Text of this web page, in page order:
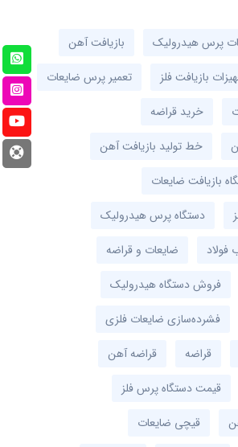
پرس هیدرولیک
بازیافت آهن
بازیافت فلز
تعمیر پرس ضایعات
خرید قراضه
خط تولید بازیافت آهن
بازیافت ضایعات
دستگاه پرس هیدرولیک
فولاد
ضایعات و قراضه
فروش دستگاه هیدرولیک
فشرده‌سازی ضایعات فلزی
قراضه
قراضه آهن
قیمت دستگاه پرس فلز
قیچی ضایعات